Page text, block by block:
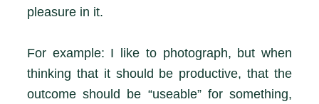
pleasure in it.
For example: I like to photograph, but when
thinking that it should be productive, that the
outcome should be “useable” for something,